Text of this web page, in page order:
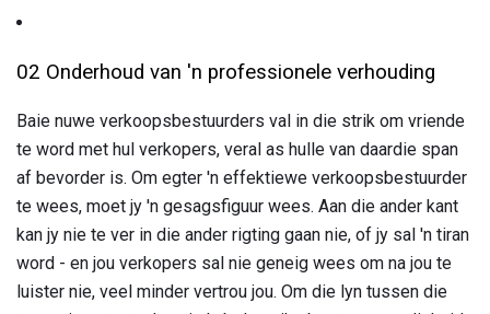
02 Onderhoud van 'n professionele verhouding
Baie nuwe verkoopsbestuurders val in die strik om vriende
te word met hul verkopers, veral as hulle van daardie span
af bevorder is. Om egter 'n effektiewe verkoopsbestuurder
te wees, moet jy 'n gesagsfiguur wees. Aan die ander kant
kan jy nie te ver in die ander rigting gaan nie, of jy sal 'n tiran
word - en jou verkopers sal nie geneig wees om na jou te
luister nie, veel minder vertrou jou. Om die lyn tussen die